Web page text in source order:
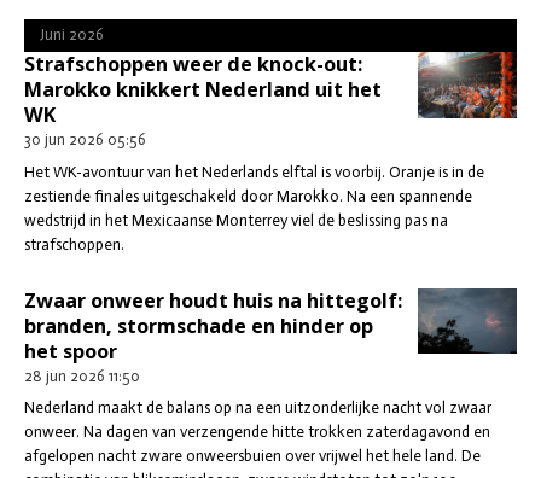
Juni 2026
Strafschoppen weer de knock-out:
Marokko knikkert Nederland uit het
WK
30 jun 2026 05:56
Het WK-avontuur van het Nederlands elftal is voorbij. Oranje is in de
zestiende finales uitgeschakeld door Marokko. Na een spannende
wedstrijd in het Mexicaanse Monterrey viel de beslissing pas na
strafschoppen.
Zwaar onweer houdt huis na hittegolf:
branden, stormschade en hinder op
het spoor
28 jun 2026 11:50
Nederland maakt de balans op na een uitzonderlijke nacht vol zwaar
onweer. Na dagen van verzengende hitte trokken zaterdagavond en
afgelopen nacht zware onweersbuien over vrijwel het hele land. De